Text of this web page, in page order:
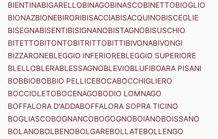
BIENTINABIGARELLOBINAGOBINASCOBINETTOBIOGLIO
BIONAZBIONEBIRORIBISACCIABISACQUINOBISCEGLIE
BISEGNABISENTIBISIGNANOBISTAGNOBISUSCHIO
BITETTOBITONTOBITRITTOBITTIBIVONABIVONGI
BIZZARONEBLEGGIO INFERIOREBLEGGIO SUPERIORE
BLELLOBLERABLESSAGNOBLEVIOBLUFIBOARA PISANI
BOBBIOBOBBIO PELLICEBOCABOCCHIGLIERO
BOCCIOLETOBOCENAGOBODIO LOMNAGO
BOFFALORA D'ADDABOFFALORA SOPRA TICINO
BOGLIASCOBOGNANCOBOGOGNOBOIANOBOISSANO
BOLANOBOLBENOBOLGAREBOLLATEBOLLENGO